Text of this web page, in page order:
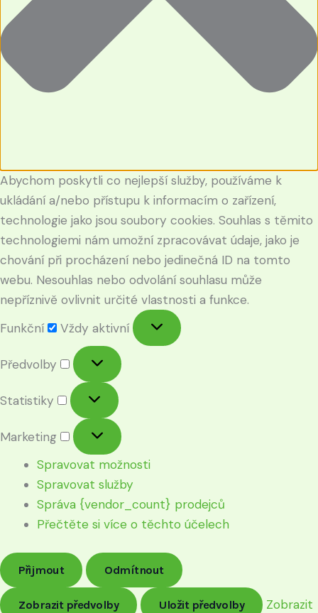
Abychom poskytli co nejlepší služby, používáme k
ukládání a/nebo přístupu k informacím o zařízení,
technologie jako jsou soubory cookies. Souhlas s těmito
technologiemi nám umožní zpracovávat údaje, jako je
chování při procházení nebo jedinečná ID na tomto
webu. Nesouhlas nebo odvolání souhlasu může
nepříznivě ovlivnit určité vlastnosti a funkce.
Funkční
Vždy aktivní
Předvolby
Statistiky
Marketing
Spravovat možnosti
Spravovat služby
Správa {vendor_count} prodejců
Přečtěte si více o těchto účelech
Přijmout Odmítnout
Zobrazit předvolby Uložit předvolby
Zobrazit